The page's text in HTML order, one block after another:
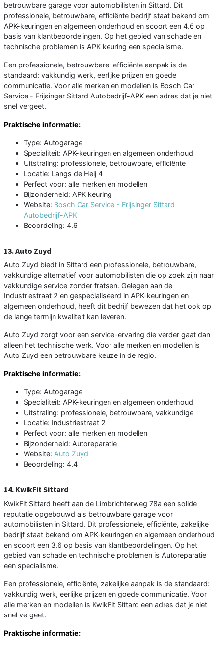
betrouwbare garage voor automobilisten in Sittard. Dit
professionele, betrouwbare, efficiënte bedrijf staat bekend om
APK-keuringen en algemeen onderhoud en scoort een 4.6 op
basis van klantbeoordelingen. Op het gebied van schade en
technische problemen is APK keuring een specialisme.
Een professionele, betrouwbare, efficiënte aanpak is de
standaard: vakkundig werk, eerlijke prijzen en goede
communicatie. Voor alle merken en modellen is Bosch Car
Service - Frijsinger Sittard Autobedrijf-APK een adres dat je niet
snel vergeet.
Praktische informatie:
Type: Autogarage
Specialiteit: APK-keuringen en algemeen onderhoud
Uitstraling: professionele, betrouwbare, efficiënte
Locatie: Langs de Heij 4
Perfect voor: alle merken en modellen
Bijzonderheid: APK keuring
Website: Bosch Car Service - Frijsinger Sittard
Autobedrijf-APK
Beoordeling: 4.6
13. Auto Zuyd
Auto Zuyd biedt in Sittard een professionele, betrouwbare,
vakkundige alternatief voor automobilisten die op zoek zijn naar
vakkundige service zonder fratsen. Gelegen aan de
Industriestraat 2 en gespecialiseerd in APK-keuringen en
algemeen onderhoud, heeft dit bedrijf bewezen dat het ook op
de lange termijn kwaliteit kan leveren.
Auto Zuyd zorgt voor een service-ervaring die verder gaat dan
alleen het technische werk. Voor alle merken en modellen is
Auto Zuyd een betrouwbare keuze in de regio.
Praktische informatie:
Type: Autogarage
Specialiteit: APK-keuringen en algemeen onderhoud
Uitstraling: professionele, betrouwbare, vakkundige
Locatie: Industriestraat 2
Perfect voor: alle merken en modellen
Bijzonderheid: Autoreparatie
Website: Auto Zuyd
Beoordeling: 4.4
14. KwikFit Sittard
KwikFit Sittard heeft aan de Limbrichterweg 78a een solide
reputatie opgebouwd als betrouwbare garage voor
automobilisten in Sittard. Dit professionele, efficiënte, zakelijke
bedrijf staat bekend om APK-keuringen en algemeen onderhoud
en scoort een 3.6 op basis van klantbeoordelingen. Op het
gebied van schade en technische problemen is Autoreparatie
een specialisme.
Een professionele, efficiënte, zakelijke aanpak is de standaard:
vakkundig werk, eerlijke prijzen en goede communicatie. Voor
alle merken en modellen is KwikFit Sittard een adres dat je niet
snel vergeet.
Praktische informatie: